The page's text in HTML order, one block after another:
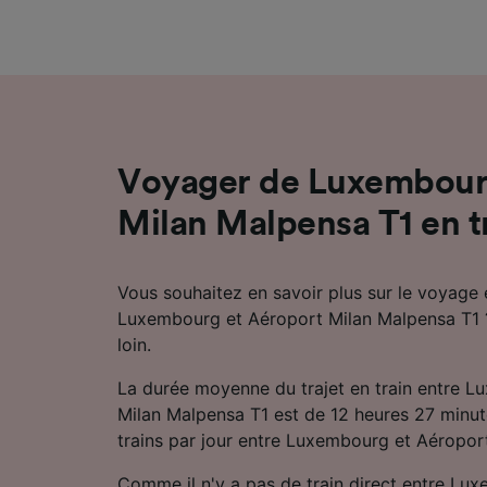
Voyager de
Milan Malpensa T1 en
Vous souhaitez en savoir plus sur le voyage
Luxembourg et Aéroport Milan Malpensa T1
loin.
La durée moyenne du trajet en train entre
Milan Malpensa T1 est de 12 heures 27
trains par jour entre Luxembourg et